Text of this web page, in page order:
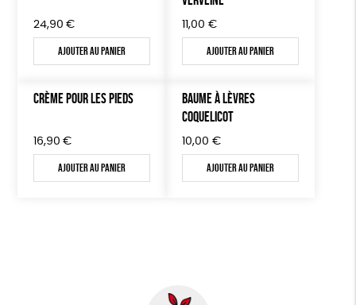
24,90 €
Ajouter au panier
11,00 €
Ajouter au panier
CRÈME POUR LES PIEDS
16,90 €
Ajouter au panier
BAUME À LÈVRES
COQUELICOT
10,00 €
Ajouter au panier